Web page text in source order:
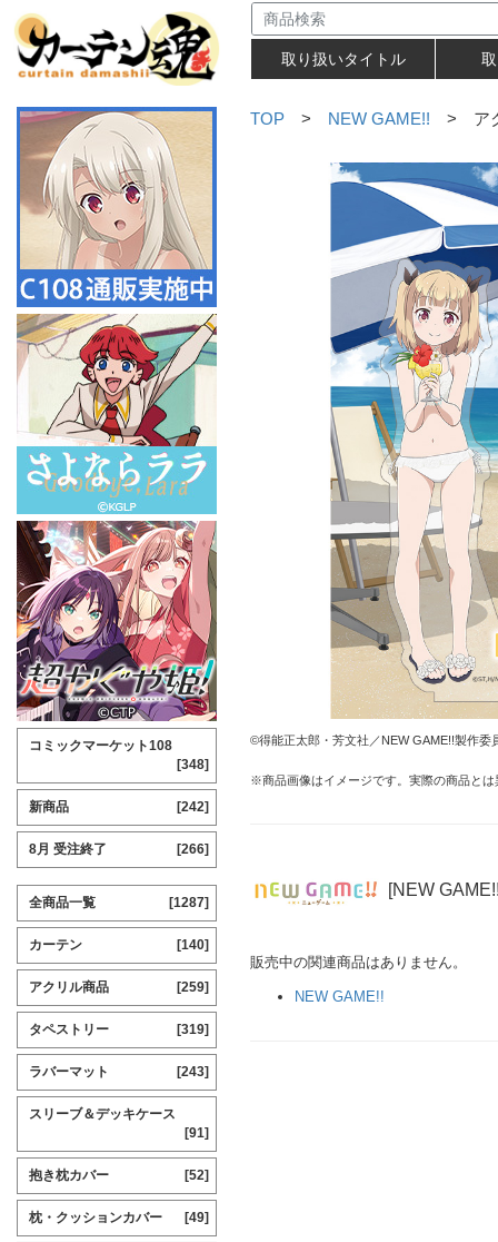
取り扱いタイトル
TOP > NEW GAME!! > アク
©得能正太郎・芳文社／NEW GAME!!製作委
※商品画像はイメージです。実際の商品と
[NEW
販売中の関連商品はありません。
NEW GAME!!
コミックマーケット108
[348]
新商品 [242]
8月 受注終了 [266]
全商品一覧 [1287]
カーテン [140]
アクリル商品 [259]
タペストリー [319]
ラバーマット [243]
スリーブ＆デッキケース
[91]
抱き枕カバー [52]
枕・クッションカバー [49]